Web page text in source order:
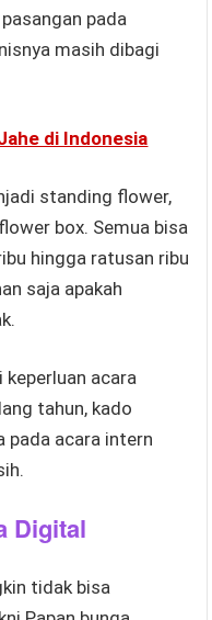
pada
masih dibagi
di Indonesia
standing flower,
box. Semua bisa
hingga ratusan ribu
saja apakah
acara
tahun, kado
pada acara intern
Digital
tidak bisa